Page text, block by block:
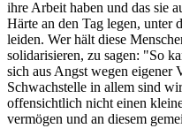
ihre Arbeit haben und das sie
Härte an den Tag legen, unter
leiden. Wer hält diese
solidarisieren, zu sagen: "So
sich aus Angst wegen eigener
Schwachstelle in allem sind
offensichtlich nicht einen
vermögen und an diesem